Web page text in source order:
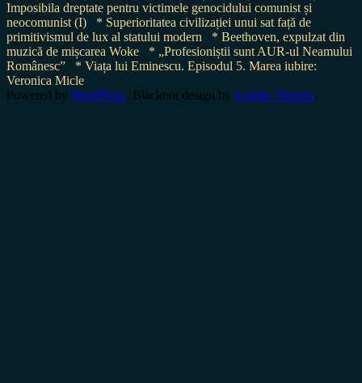
Imposibila dreptate pentru victimele genocidului comunist și
neocomunist (I)
* Superioritatea civilizației unui sat față de
primitivismul de lux al statului modern
* Beethoven, expulzat din
muzică de mișcarea Woke
* „Profesioniștii sunt AUR-ul Neamului
Românesc”
* Viața lui Eminescu. Episodul 5. Marea iubire:
Veronica Micle
Powered by WordPress. Blackoot design by Iceable Themes.